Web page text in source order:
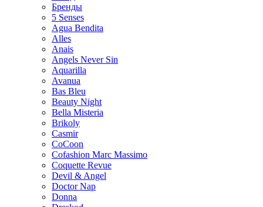
Бренды
5 Senses
Agua Bendita
Alles
Anais
Angels Never Sin
Aquarilla
Avanua
Bas Bleu
Beauty Night
Bella Misteria
Brikoly
Casmir
CoCoon
Cofashion Marc Massimo
Coquette Revue
Devil & Angel
Doctor Nap
Donna